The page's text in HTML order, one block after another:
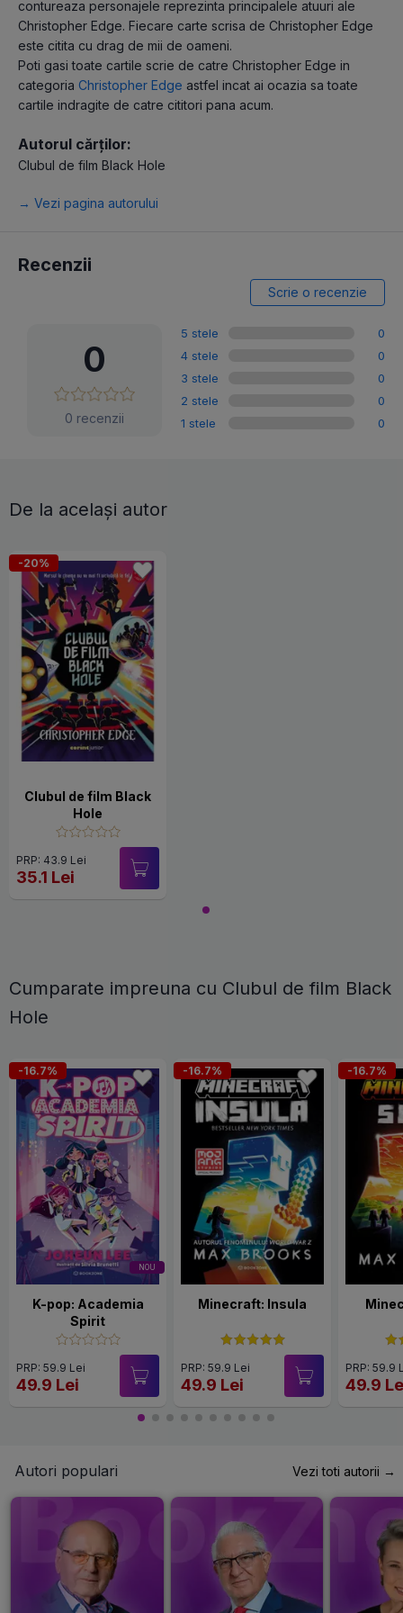
contureaza personajele reprezinta principalele atuuri ale
Christopher Edge. Fiecare carte scrisa de Christopher Edge
este citita cu drag de mii de oameni.
Poti gasi toate cartile scrie de catre Christopher Edge in
categoria Christopher Edge astfel incat ai ocazia sa toate
cartile indragite de catre cititori pana acum.
Autorul cărților:
Clubul de film Black Hole
→ Vezi pagina autorului
Recenzii
Scrie o recenzie
0
0 recenzii
5 stele
0
4 stele
0
3 stele
0
2 stele
0
1 stele
0
De la același autor
-20%
Clubul de film Black
Hole
PRP: 43.9 Lei
35.1 Lei
Cumparate impreuna cu Clubul de film Black
Hole
NOU
-16.7%
K-pop: Academia
Spirit
PRP: 59.9 Lei
49.9 Lei
-16.7%
Minecraft: Insula
PRP: 59.9 Lei
49.9 Lei
-16.7%
PRP: 59.9
49.9
Autori populari Vezi toti autorii →